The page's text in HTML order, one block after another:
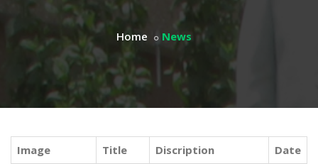
Home News
Image Title Discription
Date